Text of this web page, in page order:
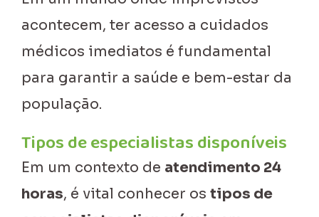
acontecem, ter acesso a cuidados
médicos imediatos é fundamental
para garantir a saúde e bem-estar da
população.
Tipos de especialistas disponíveis
Em um contexto de atendimento 24
horas, é vital conhecer os tipos de